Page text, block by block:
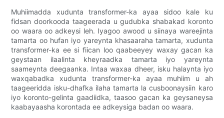
Muhiimadda xudunta transformer-ka ayaa sidoo kale ku
fidsan doorkooda taageerada u gudubka shabakad koronto
oo waara oo adkeysi leh. Iyagoo awood u siinaya wareejinta
tamarta oo hufan iyo yareynta khasaaraha tamarta, xudunta
transformer-ka ee si fiican loo qaabeeyey waxay gacan ka
geystaan ​​​​ilaalinta kheyraadka tamarta iyo yareynta
saameynta deegaanka. Intaa waxaa dheer, isku halaynta iyo
waxqabadka xudunta transformer-ka ayaa muhiim u ah
taageeridda isku-dhafka ilaha tamarta la cusboonaysiin karo
iyo koronto-gelinta gaadiidka, taasoo gacan ka geysaneysa
kaabayaasha korontada ee adkeysiga badan oo waara.